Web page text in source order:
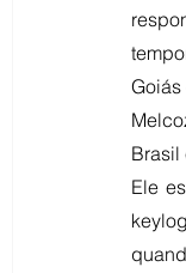
Goiás
Brasil
Ele